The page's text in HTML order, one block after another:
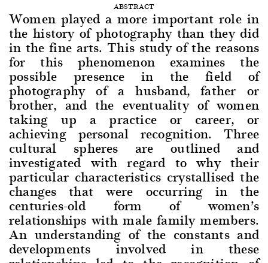
ABSTRACT
Women played a more important role in
the history of photography than they did
in the fine arts. This study of the reasons
for this phenomenon examines the
possible presence in the field of
photography of a husband, father or
brother, and the eventuality of women
taking up a practice or career, or
achieving personal recognition. Three
cultural spheres are outlined and
investigated with regard to why their
particular characteristics crystallised the
changes that were occurring in the
centuries-old form of women’s
relationships with male family members.
An understanding of the constants and
developments involved in these